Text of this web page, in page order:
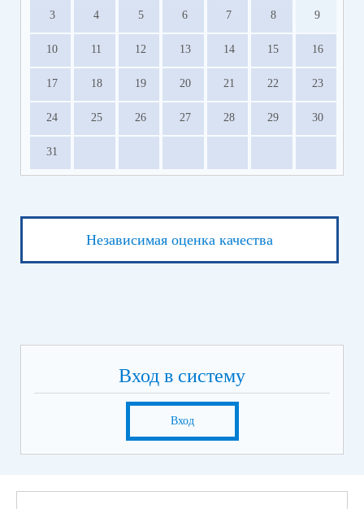
3 4 5 6 7 8 9
10 11 12 13 14 15 16
17 18 19 20 21 22 23
24 25 26 27 28 29 30
31
Независимая оценка качества
Вход в систему
Вход